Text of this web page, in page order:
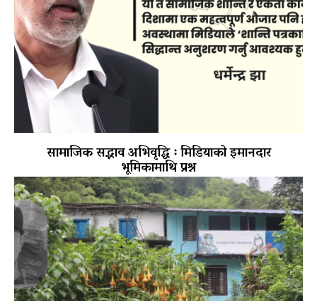
सामाजिक सद्भाव अभिवृद्धि ः मिडियाको इमानदार
भूमिकामाथि प्रश्न